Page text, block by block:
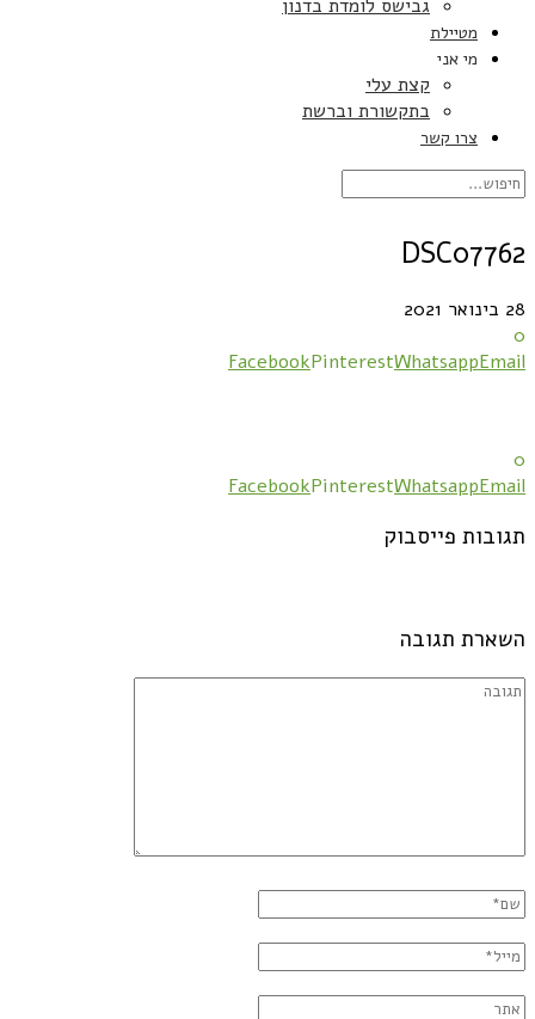
גבישס לומדת בדנון
מטיילת
מי אני
קצת עלי
בתקשורת וברשת
צרו קשר
DSC07762
28 בינואר 2021
0
FacebookPinterestWhatsappEmail
0
FacebookPinterestWhatsappEmail
תגובות פייסבוק
השארת תגובה